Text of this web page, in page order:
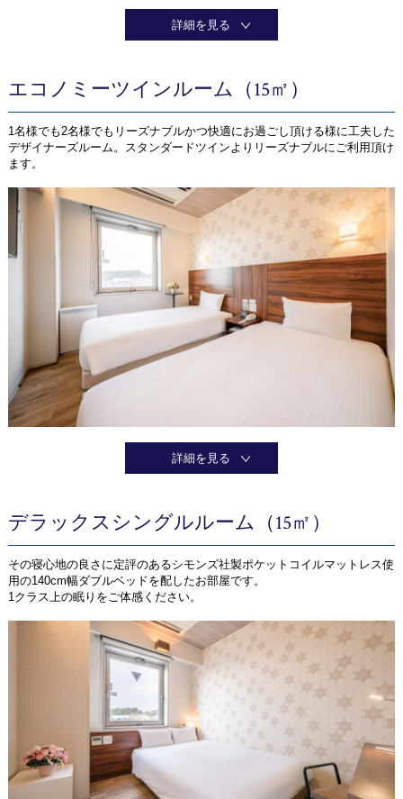
詳細を見る
エコノミーツインルーム（15㎡）
1名様でも2名様でもリーズナブルかつ快適にお過ごし頂ける様に工夫した
デザイナーズルーム。スタンダードツインよりリーズナブルにご利用頂け
ます。
詳細を見る
デラックスシングルルーム（15㎡）
その寝心地の良さに定評のあるシモンズ社製ポケットコイルマットレス使
用の140cm幅ダブルベッドを配したお部屋です。
1クラス上の眠りをご体感ください。